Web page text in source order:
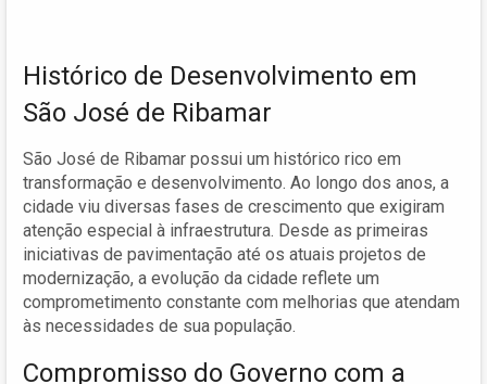
Histórico de Desenvolvimento em
São José de Ribamar
São José de Ribamar possui um histórico rico em
transformação e desenvolvimento. Ao longo dos anos, a
cidade viu diversas fases de crescimento que exigiram
atenção especial à infraestrutura. Desde as primeiras
iniciativas de pavimentação até os atuais projetos de
modernização, a evolução da cidade reflete um
comprometimento constante com melhorias que atendam
às necessidades de sua população.
Compromisso do Governo com a